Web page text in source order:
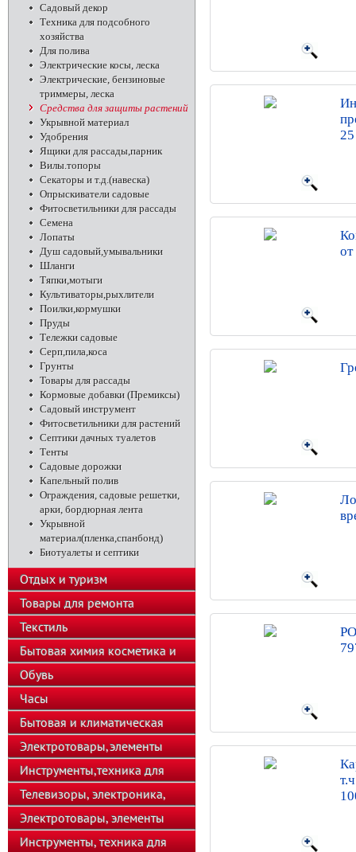
Садовый декор
Техника для подсобного
хозяйства
Для полива
Электрические косы, леска
Электрические, бензиновые
триммеры, леска
Средства для защиты растений
Укрывной материал
Удобрения
Ящики для рассады,парник
Вилы.топоры
Секаторы и т.д.(навеска)
Опрыскиватели садовые
Фитосветильники для рассады
Семена
Лопаты
Душ садовый,умывальники
Шланги
Тяпки,мотыги
Культиваторы,рыхлители
Поилки,кормушки
Пруды
Тележки садовые
Серп,пила,коса
Грунты
Товары для рассады
Кормовые добавки (Премиксы)
Садовый инструмент
Фитосветильники для растений
Септики дачных туалетов
Тенты
Садовые дорожки
Капельный полив
Ограждения, садовые решетки,
арки, бордюрная лента
Укрывной
материал(пленка,спанбонд)
Биотуалеты и септики
Отдых и туризм
Товары для ремонта
Текстиль
Бытовая химия косметика и
парфюмерия
Обувь
Часы
Бытовая и климатическая
техника
Электротовары,элементы
питания
Инструменты,техника для
подсобного хозяйства
Телевизоры, электроника,
телефоны
Электротовары, элементы
питания, освещение
Инструменты, техника для
от